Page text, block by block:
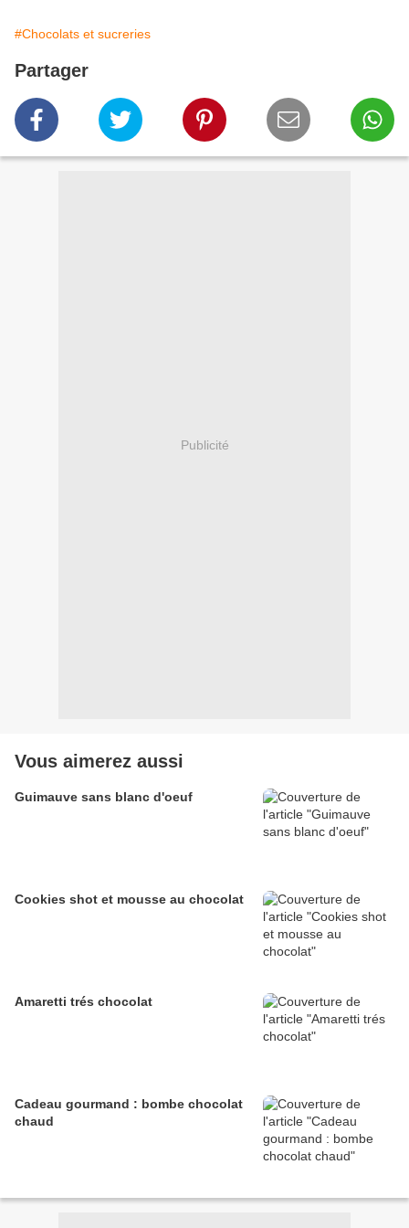
#Chocolats et sucreries
Partager
Publicité
Vous aimerez aussi
Guimauve sans blanc d'oeuf
Cookies shot et mousse au chocolat
Amaretti trés chocolat
Cadeau gourmand : bombe chocolat
chaud